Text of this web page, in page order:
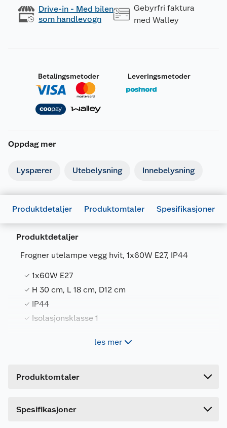
Drive-in - Med bilen
som handlevogn
Gebyrfri faktura
med Walley
Betalingsmetoder Leveringsmetoder
Oppdag mer
Lyspærer Utebelysning Innebelysning
Produktdetaljer Produktomtaler Spesifikasjoner
Produktdetaljer
Frogner utelampe vegg hvit, 1x60W E27, IP44
1x60W E27
H 30 cm, L 18 cm, D12 cm
IP44
Isolasjonsklasse 1
Frogner utelampe vegg hvit, 1x60W E27, IP44
les mer
Produktomtaler
Dette produktet har ikke fått noen omtale ennå.
Spesifikasjoner
Artikkelnummer
Farge
Lengde